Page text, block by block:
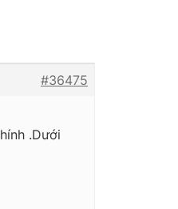
#36475
.Dưới